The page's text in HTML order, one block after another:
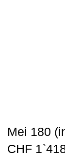
Mei 180
CHF